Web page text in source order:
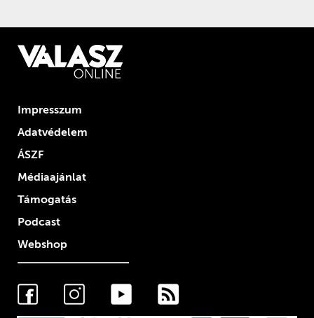
Impresszum
Adatvédelem
ÁSZF
Médiaajánlat
Támogatás
Podcast
Webshop